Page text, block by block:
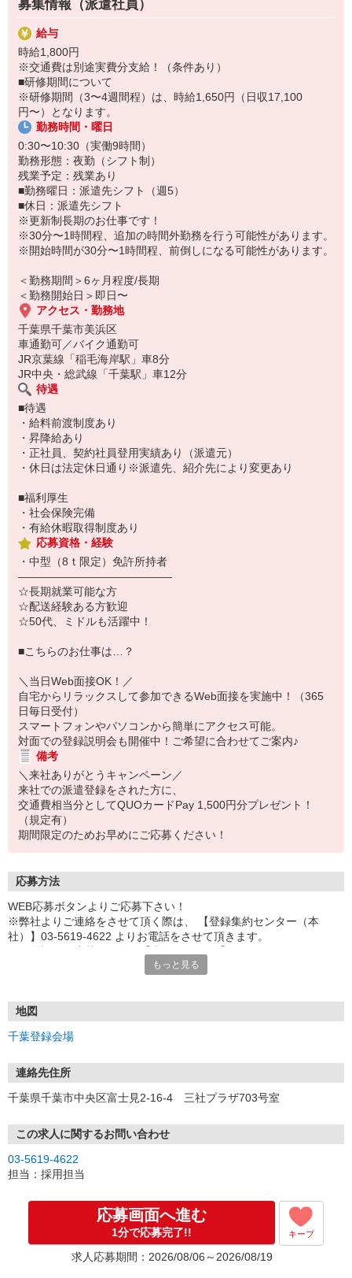
番重へ入れ積み込みを行っていただきます。
※他商品は積み込みが完了しています。
積み込み後、千葉県・一部都内の
コンビニへ1日2回戦（1回戦/35〜45件程、2回戦/5〜15件程）
を配送します。
※納品時に空回収業務あり
◎補足
2回戦目はデザート類の取り扱いはありません。
自身でパン製品を積み込み配送します。
■ポイント
深夜帯を含んでガッツリ稼げるお仕事です！
稼いだ分は申請1つで週払いもOK◎
20代、30代、40代、50代と幅広い年代の方が活躍中ですので、
「自分にも出来るかも…」と少しでも感じたら
是非、お気軽にご応募お待ちしております☆
募集情報（派遣社員）
給与
時給1,800円
※交通費は別途実費分支給！（条件あり）
■研修期間について
※研修期間（3〜4週間程）は、時給1,650円（日収17,100
円〜）となります。
勤務時間・曜日
0:30〜10:30（実働9時間）
勤務形態：夜勤（シフト制）
残業予定：残業あり
■勤務曜日：派遣先シフト（週5）
■休日：派遣先シフト
※更新制長期のお仕事です！
※30分〜1時間程、追加の時間外勤務を行う可能性があります。
※開始時間が30分〜1時間程、前倒しになる可能性があります。
＜勤務期間＞6ヶ月程度/長期
＜勤務開始日＞即日〜
アクセス・勤務地
千葉県千葉市美浜区
車通勤可／バイク通勤可
JR京葉線「稲毛海岸駅」車8分
JR中央・総武線「千葉駅」車12分
待遇
■待遇
・給料前渡制度あり
・昇降給あり
・正社員、契約社員登用実績あり（派遣元）
・休日は法定休日通り※派遣先、紹介先により変更あり
■福利厚生
・社会保険完備
・有給休暇取得制度あり
応募資格・経験
・中型（8ｔ限定）免許所持者
――――――――――――――
☆長期就業可能な方
☆配送経験ある方歓迎
☆50代、ミドルも活躍中！
■こちらのお仕事は…？
＼当日Web面接OK！／
自宅からリラックスして参加できるWeb面接を実施中！（365
日毎日受付）
スマートフォンやパソコンから簡単にアクセス可能。
対面での登録説明会も開催中！ご希望に合わせてご案内♪
備考
＼来社ありがとうキャンペーン／
来社での派遣登録をされた方に、
交通費相当分としてQUOカードPay 1,500円分プレゼント！
（規定有）
期間限定のためお早めにご応募ください！
応募方法
WEB応募ボタンよりご応募下さい！
※弊社よりご連絡をさせて頂く際は、 【登録集約センター（本
社）】03-5619-4622 よりお電話をさせて頂きます。
ご覧頂いたお仕事をご案内させて頂く前に、登録説明会（下記住
ご応募頂いた際に会場の詳細日程をご案内させて頂きます。
もっと見る
地図
千葉登録会場
連絡先住所
千葉県千葉市中央区富士見2-16-4 三社プラザ703号室
この求人に関するお問い合わせ
03-5619-4622
担当：採用担当
応募画面へ進む
1分で応募完了!! キープ
求人応募期間：2026/08/06～2026/08/19